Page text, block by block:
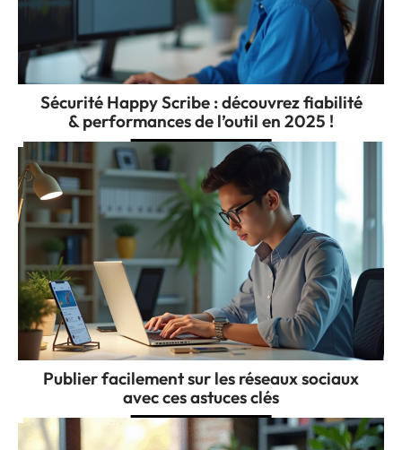
Sécurité Happy Scribe : découvrez fiabilité
& performances de l’outil en 2025 !
Publier facilement sur les réseaux sociaux
avec ces astuces clés